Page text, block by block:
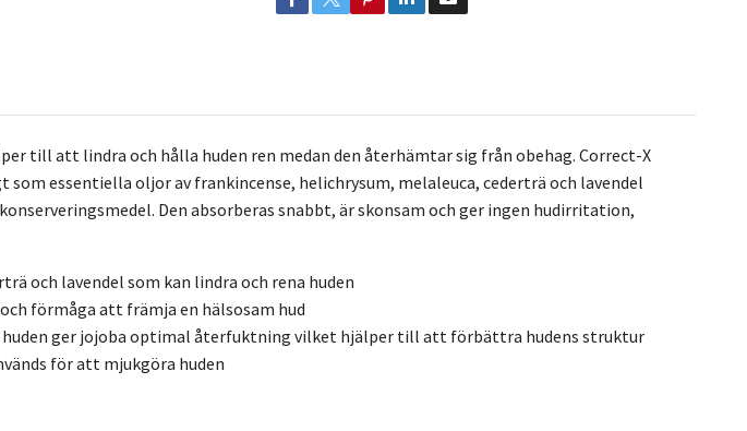
till att lindra och hålla huden ren medan den återhämtar sig från obehag. Correct-X
essentiella oljor av frankincense, helichrysum, melaleuca, cederträ och lavendel
Den absorberas snabbt, är skonsam och ger ingen hudirritation,
och lavendel som kan lindra och rena huden
förmåga att främja en hälsosam hud
ger jojoba optimal återfuktning vilket hjälper till att förbättra hudens struktur
för att mjukgöra huden